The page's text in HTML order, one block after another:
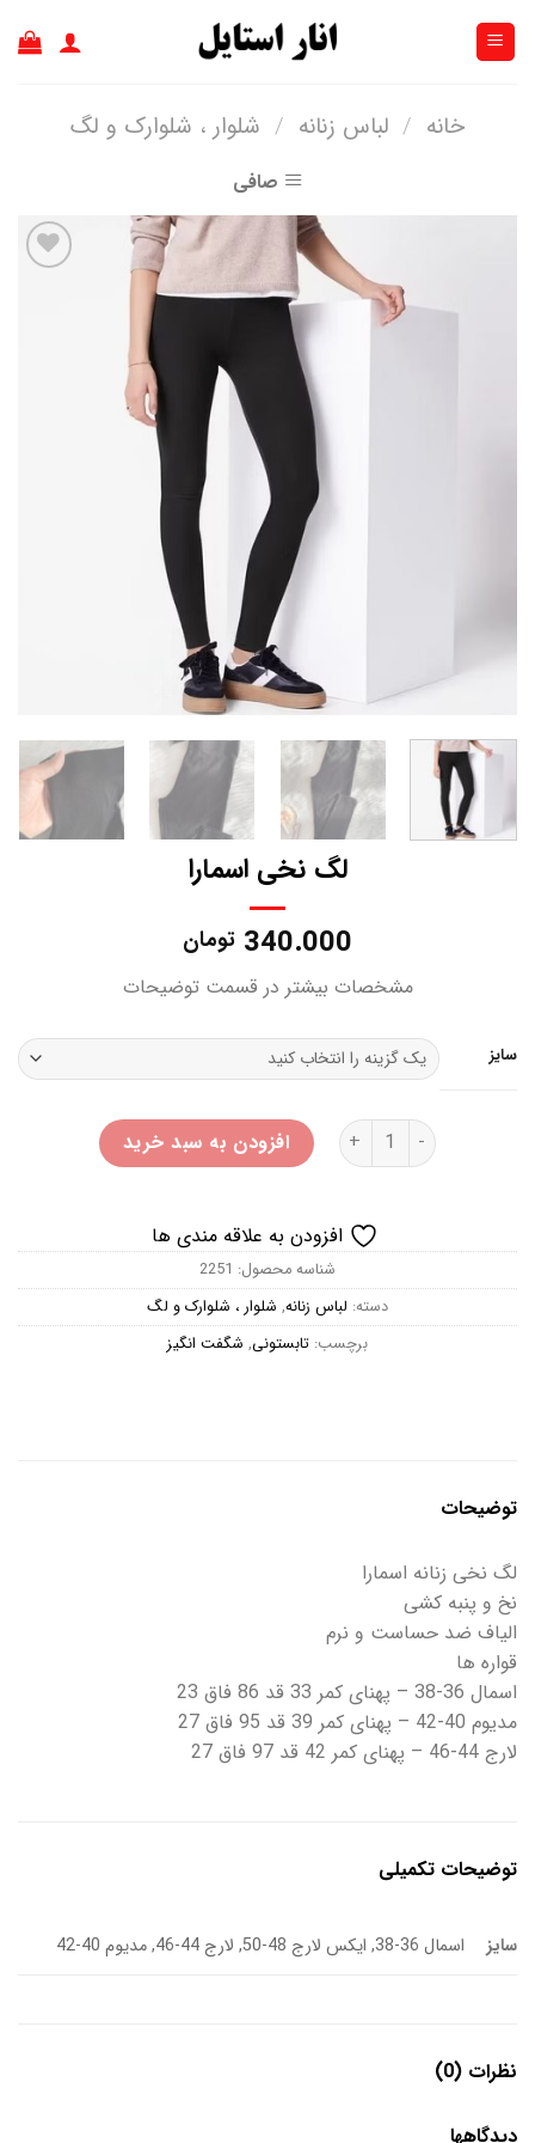
خانه / لباس زنانه / شلوار ، شلوارک و لگ
صافی
لگ نخی اسمارا
340.000 تومان
مشخصات بیشتر در قسمت توضیحات
سایز
لگ نخی اسمارا عدد افزودن به سبد خرید
افزودن به علاقه مندی ها
شناسه محصول: 2251
دسته: لباس زنانه, شلوار ، شلوارک و لگ
برچسب: تابستونی, شگفت انگیز
توضیحات
لگ نخی زنانه اسمارا
نخ و پنبه کشی
الیاف ضد حساست و نرم
قواره ها
اسمال 36-38 – پهنای کمر 33 قد 86 فاق 23
مدیوم 40-42 – پهنای کمر 39 قد 95 فاق 27
لارج 44-46 – پهنای کمر 42 قد 97 فاق 27
توضیحات تکمیلی
سایز اسمال 36-38, ایکس لارج 48-50, لارج 44-46, مدیوم 40-42
نظرات (0)
دیدگاهها